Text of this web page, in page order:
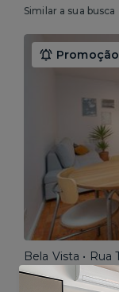
Similar a sua busca
Bela Vista • Rua
Compartilhado